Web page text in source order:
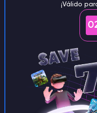
Herramientas
Si prefieres no usar
confiar en
biomas en Minecraft.
encarecidamente la
para este fin.
semilla del mundo o el
¡Válido